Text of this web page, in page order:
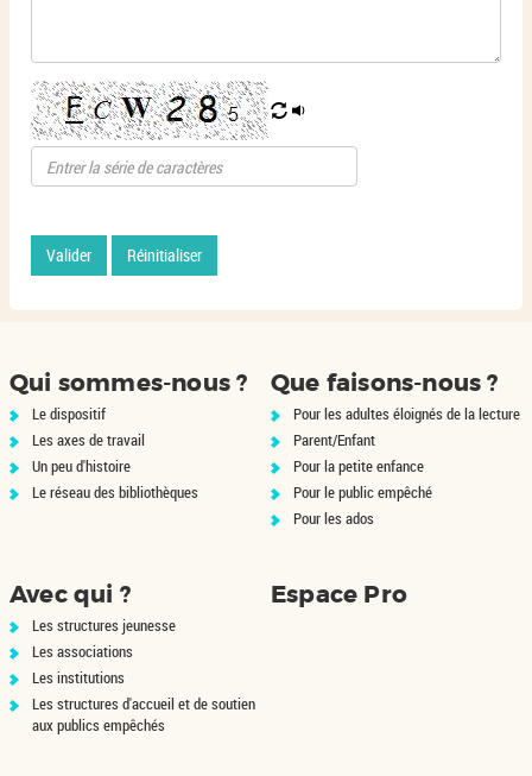
Valider Réinitialiser
Qui sommes-nous ?
Le dispositif
Les axes de travail
Un peu d'histoire
Le réseau des bibliothèques
Que faisons-nous ?
Pour les adultes éloignés de la lecture
Parent/Enfant
Pour la petite enfance
Pour le public empêché
Pour les ados
Avec qui ?
Les structures jeunesse
Les associations
Les institutions
Les structures d'accueil et de soutien
aux publics empêchés
Espace Pro